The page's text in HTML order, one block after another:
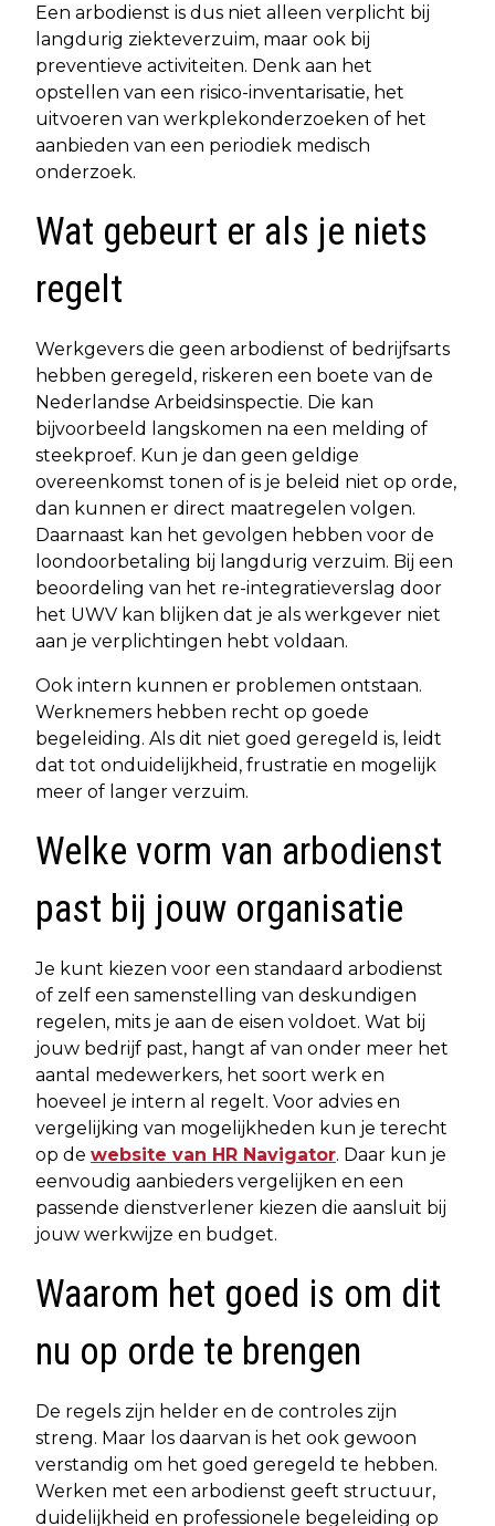
Een arbodienst is dus niet alleen verplicht bij
langdurig ziekteverzuim, maar ook bij
preventieve activiteiten. Denk aan het
opstellen van een risico-inventarisatie, het
uitvoeren van werkplekonderzoeken of het
aanbieden van een periodiek medisch
onderzoek.
Wat gebeurt er als je niets
regelt
Werkgevers die geen arbodienst of bedrijfsarts
hebben geregeld, riskeren een boete van de
Nederlandse Arbeidsinspectie. Die kan
bijvoorbeeld langskomen na een melding of
steekproef. Kun je dan geen geldige
overeenkomst tonen of is je beleid niet op orde,
dan kunnen er direct maatregelen volgen.
Daarnaast kan het gevolgen hebben voor de
loondoorbetaling bij langdurig verzuim. Bij een
beoordeling van het re-integratieverslag door
het UWV kan blijken dat je als werkgever niet
aan je verplichtingen hebt voldaan.
Ook intern kunnen er problemen ontstaan.
Werknemers hebben recht op goede
begeleiding. Als dit niet goed geregeld is, leidt
dat tot onduidelijkheid, frustratie en mogelijk
meer of langer verzuim.
Welke vorm van arbodienst
past bij jouw organisatie
Je kunt kiezen voor een standaard arbodienst
of zelf een samenstelling van deskundigen
regelen, mits je aan de eisen voldoet. Wat bij
jouw bedrijf past, hangt af van onder meer het
aantal medewerkers, het soort werk en
hoeveel je intern al regelt. Voor advies en
vergelijking van mogelijkheden kun je terecht
op de website van HR Navigator. Daar kun je
eenvoudig aanbieders vergelijken en een
passende dienstverlener kiezen die aansluit bij
jouw werkwijze en budget.
Waarom het goed is om dit
nu op orde te brengen
De regels zijn helder en de controles zijn
streng. Maar los daarvan is het ook gewoon
verstandig om het goed geregeld te hebben.
Werken met een arbodienst geeft structuur,
duidelijkheid en professionele begeleiding op